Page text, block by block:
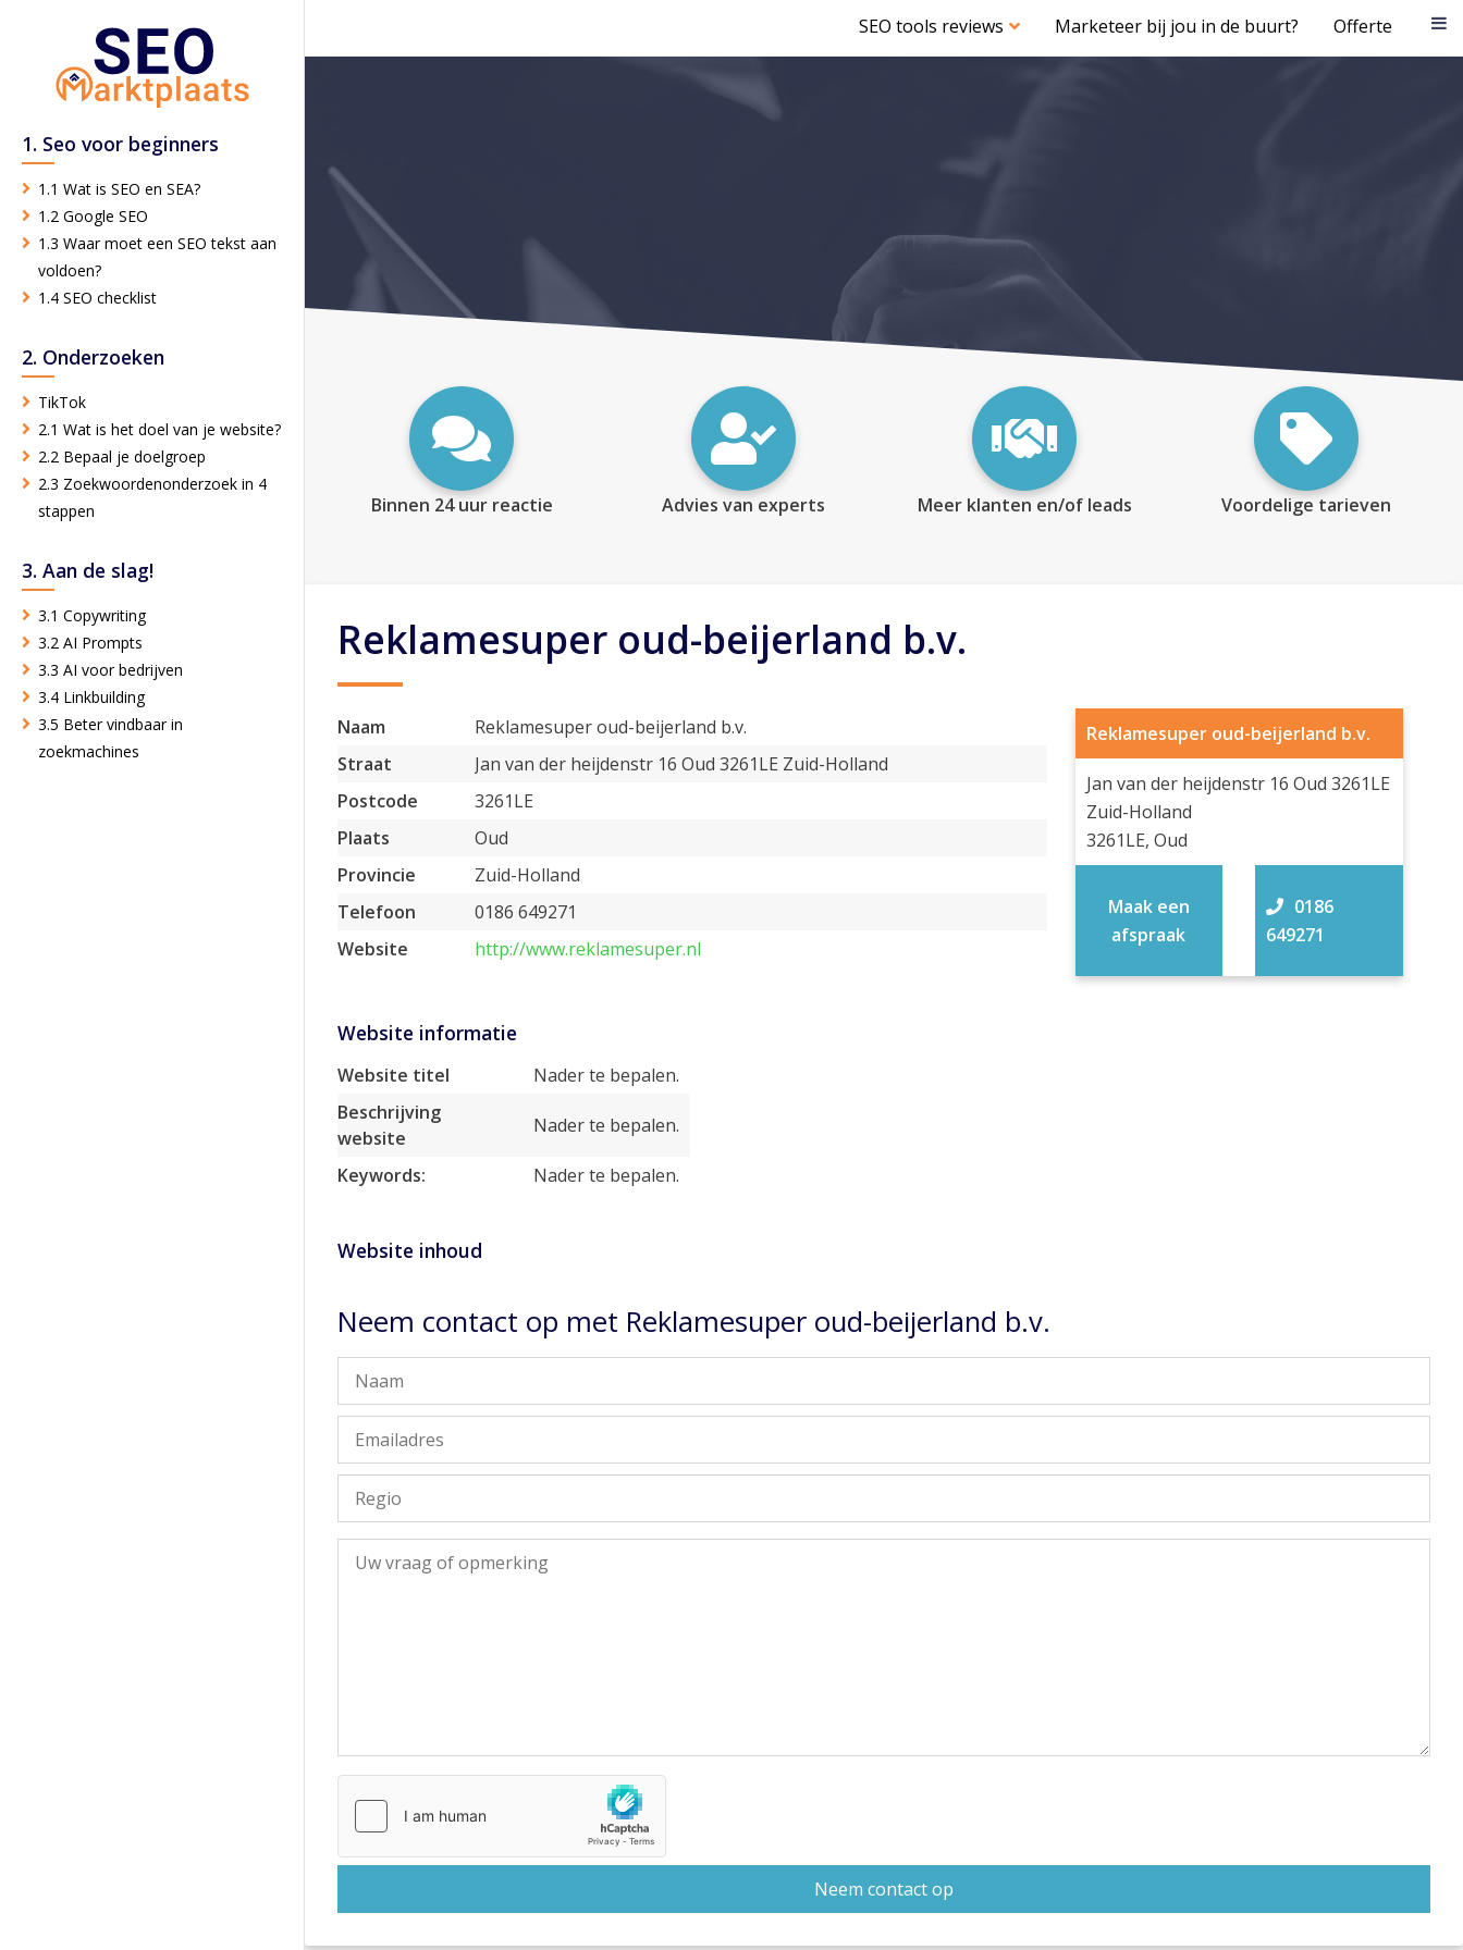
SEO tools reviews Marketeer bij jou in de buurt? Offerte
1. Seo voor beginners
1.1 Wat is SEO en SEA?
1.2 Google SEO
1.3 Waar moet een SEO tekst aan
voldoen?
1.4 SEO checklist
2. Onderzoeken
TikTok
2.1 Wat is het doel van je website?
2.2 Bepaal je doelgroep
2.3 Zoekwoordenonderzoek in 4
stappen
3. Aan de slag!
3.1 Copywriting
3.2 AI Prompts
3.3 AI voor bedrijven
3.4 Linkbuilding
3.5 Beter vindbaar in
zoekmachines
Binnen 24 uur reactie Advies van experts Meer klanten en/of leads Voordelige tarieven
Reklamesuper oud-beijerland b.v.
Naam
Reklamesuper oud-beijerland b.v.
Straat
Jan van der heijdenstr 16 Oud 3261LE Zuid-Holland
Postcode
3261LE
Plaats
Oud
Provincie
Zuid-Holland
Telefoon
0186 649271
Website
http://www.reklamesuper.nl
Reklamesuper oud-beijerland b.v.
Jan van der heijdenstr 16 Oud 3261LE
Zuid-Holland
3261LE, Oud
0186
649271
Maak een
afspraak
Website informatie
Website titel
Nader te bepalen.
Beschrijving
website
Nader te bepalen.
Keywords: Nader te bepalen.
Website inhoud
Neem contact op met Reklamesuper oud-beijerland b.v.